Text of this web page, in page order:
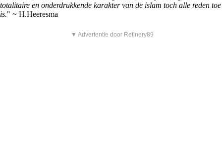
totalitaire en onderdrukkende karakter van de islam toch alle reden toe
is." ~ H.Heeresma
▼ Advertentie door Refinery89